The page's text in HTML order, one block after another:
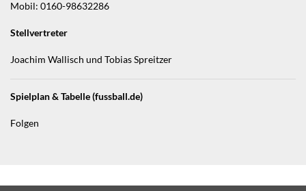
Mobil: 0160-98632286
Stellvertreter
Joachim Wallisch und Tobias Spreitzer
Spielplan & Tabelle (fussball.de)
Folgen